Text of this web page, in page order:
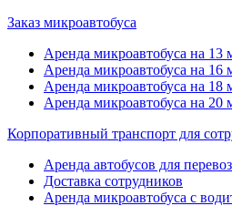
Заказ микроавтобуса
Аренда микроавтобуса на 13
Аренда микроавтобуса на 16
Аренда микроавтобуса на 18
Аренда микроавтобуса на 20
Корпоративный транспорт для
Аренда автобусов для
Доставка сотрудников
Аренда микроавтобуса с